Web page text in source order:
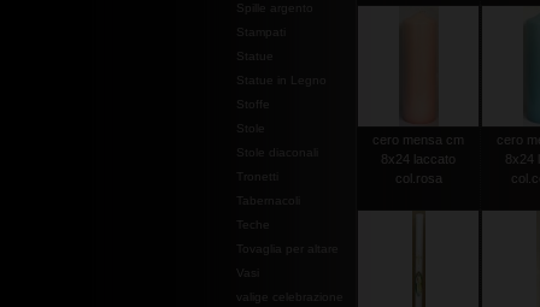
Spille argento
Stampati
Statue
Statue in Legno
Stoffe
Stole
Stole diaconali
Tabernacoli
valige celebrazione
cero mensa cm
8x24 laccato
col.rosa
cero
8x24